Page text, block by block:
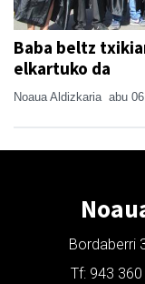
Baba beltz
elkartuko da
Noaua Aldizkaria abu 06
Bordaberri
Tf: 943